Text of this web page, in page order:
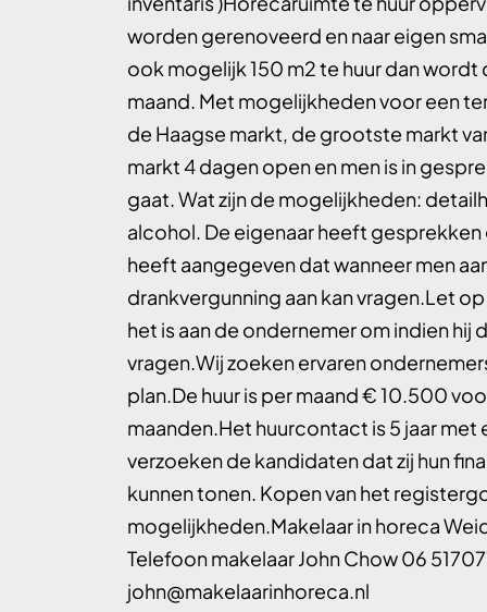
worden gerenoveerd en naar eigen
ook mogelijk 150 m2 te huur dan
maand. Met mogelijkheden voor een
de Haagse markt, de grootste markt
markt 4 dagen open en men is in
gaat. Wat zijn de mogelijkheden:
alcohol. De eigenaar heeft
heeft aangegeven dat wanneer men
drankvergunning aan kan vragen.Let
het is aan de ondernemer om indien hij
vragen.Wij zoeken ervaren
plan.De huur is per maand € 10.500
maanden.Het huurcontact is 5 jaar met
verzoeken de kandidaten dat zij hun
kunnen tonen. Kopen van het
mogelijkheden.Makelaar in horeca
Telefoon makelaar John Chow 06
john@makelaarinhoreca.nl